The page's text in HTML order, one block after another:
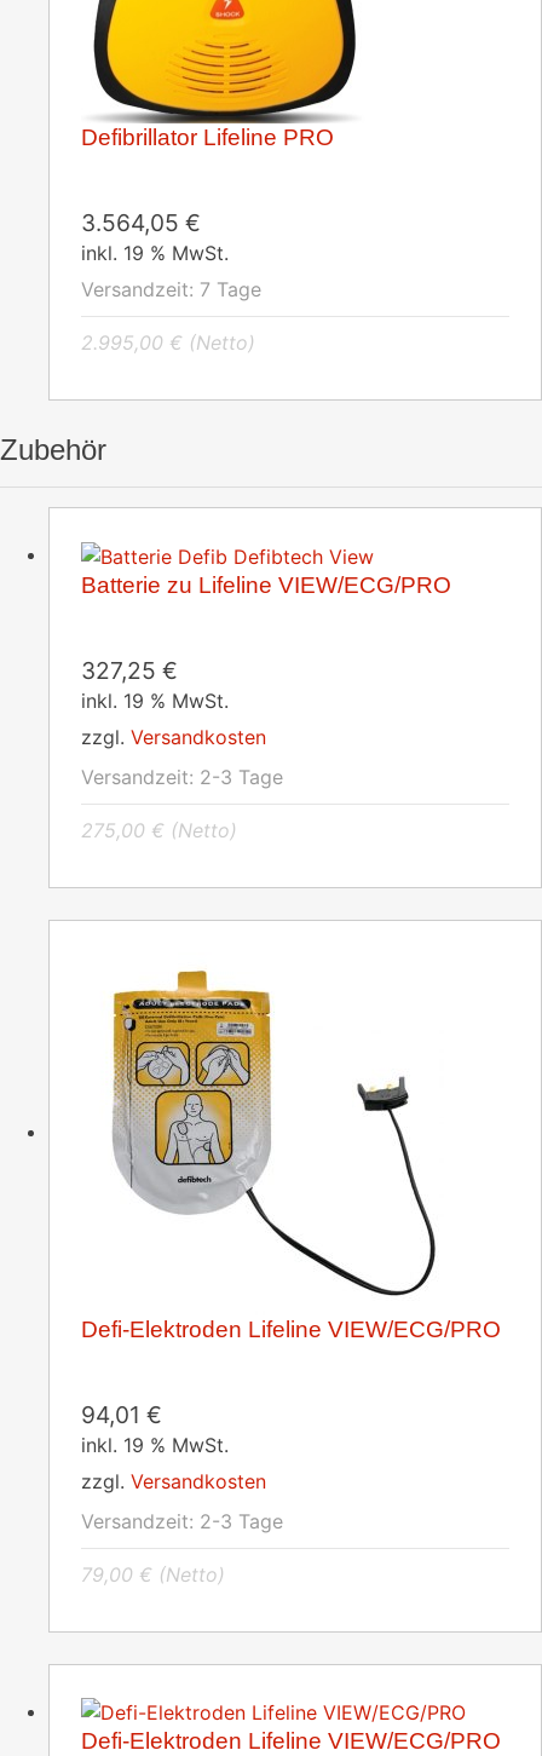
Defibrillator Lifeline PRO
3.564,05 €
inkl. 19 % MwSt.
Versandzeit: 7 Tage
2.995,00 € (Netto)
Zubehör
Batterie zu Lifeline VIEW/ECG/PRO
327,25 €
inkl. 19 % MwSt.
zzgl. Versandkosten
Versandzeit: 2-3 Tage
275,00 € (Netto)
Defi-Elektroden Lifeline VIEW/ECG/PRO
94,01 €
inkl. 19 % MwSt.
zzgl. Versandkosten
Versandzeit: 2-3 Tage
79,00 € (Netto)
Defi-Elektroden Lifeline VIEW/ECG/PRO